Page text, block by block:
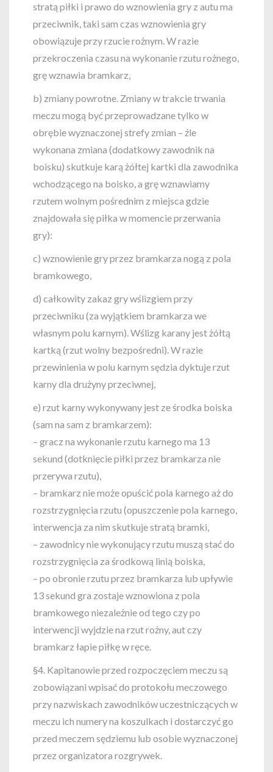
stratą piłki i prawo do wznowienia gry z autu ma
przeciwnik, taki sam czas wznowienia gry
obowiązuje przy rzucie rożnym. W razie
przekroczenia czasu na wykonanie rzutu rożnego,
grę wznawia bramkarz,
b) zmiany powrotne. Zmiany w trakcie trwania
meczu mogą być przeprowadzane tylko w
obrębie wyznaczonej strefy zmian – źle
wykonana zmiana (dodatkowy zawodnik na
boisku) skutkuje karą żółtej kartki dla zawodnika
wchodzącego na boisko, a grę wznawiamy
rzutem wolnym pośrednim z miejsca gdzie
znajdowała się piłka w momencie przerwania
gry):
c) wznowienie gry przez bramkarza nogą z pola
bramkowego,
d) całkowity zakaz gry wślizgiem przy
przeciwniku (za wyjątkiem bramkarza we
własnym polu karnym). Wślizg karany jest żółtą
kartką (rzut wolny bezpośredni). W razie
przewinienia w polu karnym sędzia dyktuje rzut
karny dla drużyny przeciwnej,
e) rzut karny wykonywany jest ze środka boiska
(sam na sam z bramkarzem):
– gracz na wykonanie rzutu karnego ma 13
sekund (dotknięcie piłki przez bramkarza nie
przerywa rzutu),
– bramkarz nie może opuścić pola karnego aż do
rozstrzygnięcia rzutu (opuszczenie pola karnego,
interwencja za nim skutkuje stratą bramki,
– zawodnicy nie wykonujący rzutu muszą stać do
rozstrzygnięcia za środkową linią boiska,
– po obronie rzutu przez bramkarza lub upływie
13 sekund gra zostaje wznowiona z pola
bramkowego niezależnie od tego czy po
interwencji wyjdzie na rzut rożny, aut czy
bramkarz łapie piłkę w ręce.
§4. Kapitanowie przed rozpoczęciem meczu są
zobowiązani wpisać do protokołu meczowego
przy nazwiskach zawodników uczestniczących w
meczu ich numery na koszulkach i dostarczyć go
przed meczem sędziemu lub osobie wyznaczonej
przez organizatora rozgrywek.